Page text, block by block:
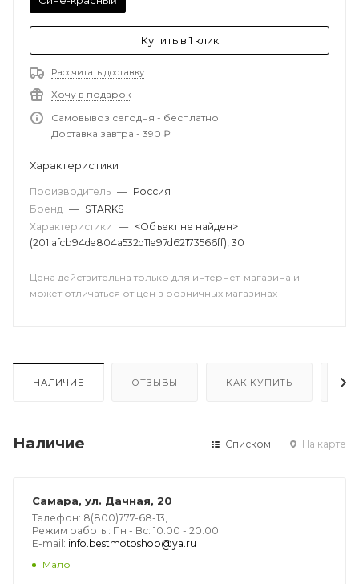
Купить в 1 клик
Рассчитать доставку
Хочу в подарок
Самовывоз сегодня - бесплатно
Доставка завтра - 390 ₽
Характеристики
Производитель — Россия
Бренд — STARKS
Характеристики — <Объект не найден>
(201:afcb94de804a532d11e97d62173566ff), 30
Цена действительна только для интернет-магазина и
может отличаться от цен в розничных магазинах
НАЛИЧИЕ ОТЗЫВЫ КАК КУПИТЬ
Наличие Списком На карте
Самара, ул. Дачная, 20
Телефон: 8(800)777-68-13,
Режим работы: Пн - Вс: 10.00 - 20.00
E-mail: info.bestmotoshop@ya.ru
Мало